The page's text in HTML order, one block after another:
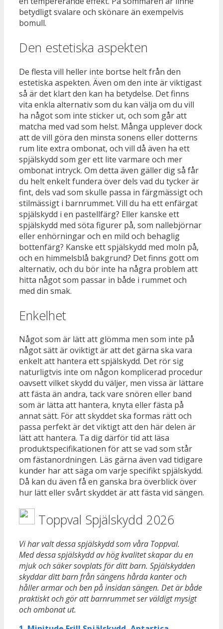
betydligt svalare och skönare än exempelvis
bomull.
Den estetiska aspekten
De flesta vill heller inte bortse helt från den
estetiska aspekten. Även om den inte är viktigast
så är det klart den kan ha betydelse. Det finns
vita enkla alternativ som du kan välja om du vill
ha något som inte sticker ut, och som går att
matcha med vad som helst. Många upplever dock
att de vill göra den minsta sonens eller dotterns
rum lite extra ombonat, och vill då även ha ett
spjälskydd som ger ett lite varmare och mer
ombonat intryck. Om detta även gäller dig så får
du helt enkelt fundera över dels vad du tycker är
fint, dels vad som skulle passa in färgmässigt och
stilmässigt i barnrummet. Vill du ha ett enfärgat
spjälskydd i en pastellfärg? Eller kanske ett
spjälskydd med söta figurer på, som nallebjörnar
eller enhörningar och en mild och behaglig
bottenfärg? Kanske ett spjälskydd med moln på,
och en himmelsblå bakgrund? Det finns gott om
alternativ, och du bör inte ha några problem att
hitta något som passar in både i rummet och
med din smak.
Enkelhet
Något som är lätt att glömma men som inte på
något sätt är oviktigt är att det gärna ska vara
enkelt att hantera ett spjälskydd. Det rör sig
naturligtvis inte om någon komplicerad procedur
oavsett vilket skydd du väljer, men vissa är lättare
att fästa än andra, tack vare snören eller band
som är lätta att hantera, knyta eller fästa på
annat sätt. För att skyddet ska formas rätt och
passa perfekt är det viktigt att den här delen är
lätt att hantera. Ta dig därför tid att läsa
produktspecifikationen för att se vad som står
om fästanordningen. Läs gärna även vad tidigare
kunder har att säga om varje specifikt spjälskydd.
Då kan du även få en ganska bra överblick över
hur lätt eller svårt skyddet är att fästa vid sängen.
Toppval Spjälskydd 2026
Vi har valt dessa spjälskydd som våra Toppval.
Med dessa spjälskydd av hög kvalitet skapar du en
mjuk och säker sovplats för ditt barn. Spjälskydden
skyddar ditt barn från sängens hårda kanter och
håller armar och ben på insidan sängen. Det är både
praktiskt och gör att barnrummet ser väldigt mysigt
och ombonat ut.